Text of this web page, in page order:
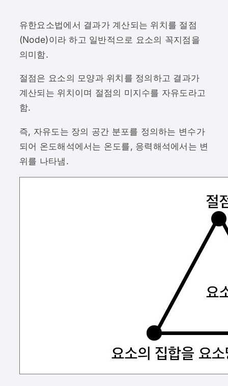
유한요소법에서 결과가 계산되는 위치를 절점
(Node)이라 하고 일반적으로 요소의 꼭지점을
의미함.
절점은 요소의 모양과 위치를 정의하고 결과가
계산되는 위치이며 절점의 미지수를 자유도라고
함.
즉, 자유도는 장의 공간 분포를 정의하는 변수가
되어 온도해석에서는 온도를, 응력해석에서는 변
위를 나타냄.